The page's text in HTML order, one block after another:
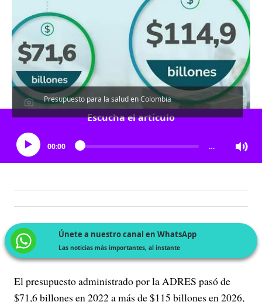
Presupuesto para la salud en Colombia
Escucha el artículo
00:00 …
Únete a nuestro canal en WhatsApp
Las noticias más importantes, al instante
El presupuesto administrado por la ADRES pasó de
$71,6 billones en 2022 a más de $115 billones en 2026,